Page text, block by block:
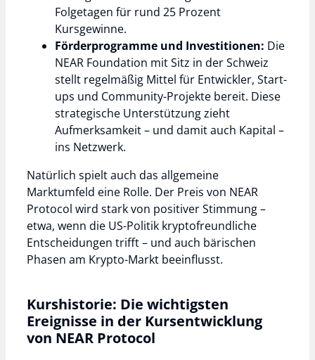
Folgetagen für rund 25 Prozent
Kursgewinne.
Förderprogramme und Investitionen: Die
NEAR Foundation mit Sitz in der Schweiz
stellt regelmäßig Mittel für Entwickler, Start-
ups und Community-Projekte bereit. Diese
strategische Unterstützung zieht
Aufmerksamkeit – und damit auch Kapital –
ins Netzwerk.
Natürlich spielt auch das allgemeine
Marktumfeld eine Rolle. Der Preis von NEAR
Protocol wird stark von positiver Stimmung –
etwa, wenn die US-Politik kryptofreundliche
Entscheidungen trifft – und auch bärischen
Phasen am Krypto-Markt beeinflusst.
Kurshistorie: Die wichtigsten
Ereignisse in der Kursentwicklung
von NEAR Protocol